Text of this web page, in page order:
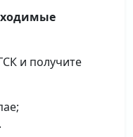
и получите